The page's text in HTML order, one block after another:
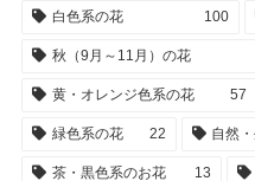
白色系の花 100
秋（9月～11月）の花
黄・オレンジ色系の花 57
緑色系の花 22 自然
茶・黒色系のお花 13